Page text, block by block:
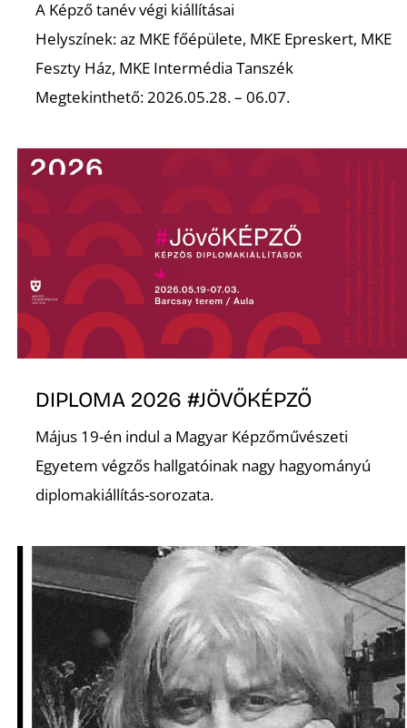
A Képző tanév végi kiállításai
Helyszínek: az MKE főépülete, MKE Epreskert, MKE
Feszty Ház, MKE Intermédia Tanszék
Megtekinthető: 2026.05.28. – 06.07.
DIPLOMA 2026 #JÖVŐKÉPZŐ
Május 19-én indul a Magyar Képzőművészeti
Egyetem végzős hallgatóinak nagy hagyományú
diplomakiállítás-sorozata.